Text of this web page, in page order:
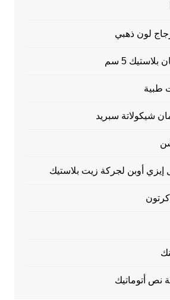
لون ذهبي
5 سم
طبية
شيكولاتة سبريد
أوبن لجركة زيت بلاستيك
نص أتوماتيك